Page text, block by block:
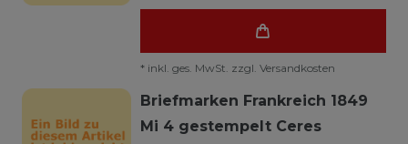
* inkl. ges. MwSt. zzgl. Versandkosten
Briefmarken Frankreich 1849
Mi 4 gestempelt Ceres